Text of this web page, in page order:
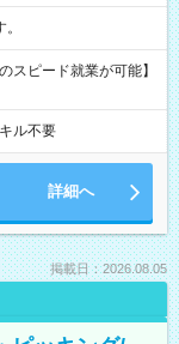
。
スピード就業が可能】
ル不要
詳細へ
掲載日：2026.08.05